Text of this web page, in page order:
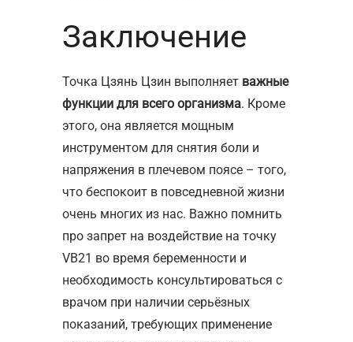
Заключение
Точка Цзянь Цзин выполняет важные
функции для всего организма. Кроме
этого, она является мощным
инструментом для снятия боли и
напряжения в плечевом поясе – того,
что беспокоит в повседневной жизни
очень многих из нас. Важно помнить
про запрет на воздействие на точку
VB21 во время беременности и
необходимость консультироваться с
врачом при наличии серьёзных
показаний, требующих применение